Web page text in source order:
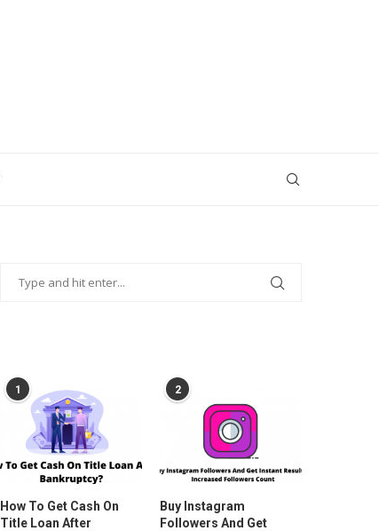
1
How To Get Cash On
Title Loan After
2
Buy Instagram
Followers And Get